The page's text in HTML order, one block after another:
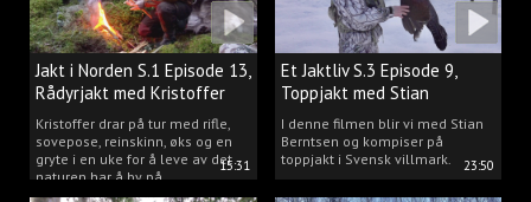
15:31
Jakt i Norden S.1 Episode 13,
Rådyrjakt med Kristoffer
Clausen
Kristoffer drar på tur med rifle,
sovepose, reinskinn, øks og en
gryte i en uke for å leve av det
naturen har å by på.
23:50
Et Jaktliv S.3 Episode 9,
Toppjakt med Stian
Berntsen
I denne filmen blir vi med Stian
Berntsen og kompiser på
toppjakt i Svensk villmark.